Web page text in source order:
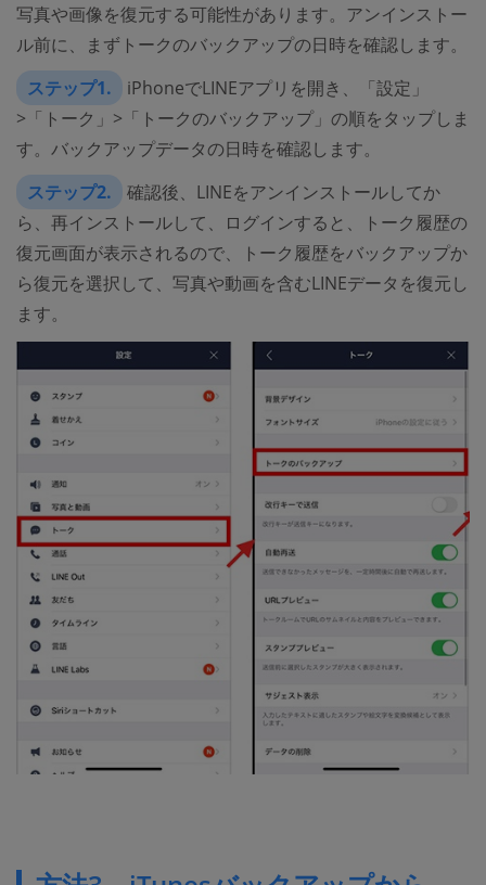
写真や画像を復元する可能性があります。アンインストー
ル前に、まずトークのバックアップの日時を確認します。
ステップ1.
iPhoneでLINEアプリを開き、「設定」
>「トーク」>「トークのバックアップ」の順をタップしま
す。バックアップデータの日時を確認します。
ステップ2.
確認後、LINEをアンインストールしてか
ら、再インストールして、ログインすると、トーク履歴の
復元画面が表示されるので、トーク履歴をバックアップか
ら復元を選択して、写真や動画を含むLINEデータを復元し
ます。